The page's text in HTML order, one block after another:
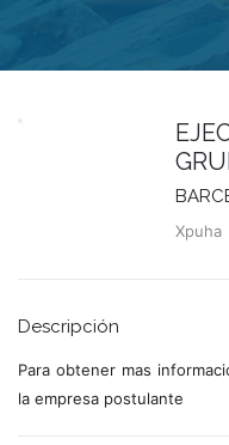
Xpuha
Descripción
Para obtener mas
la empresa postulante